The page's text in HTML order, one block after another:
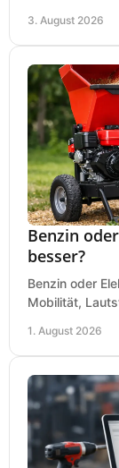
3. August 2026
Benzin
besser?
Benzin oder
Mobilität,
1. August 2026